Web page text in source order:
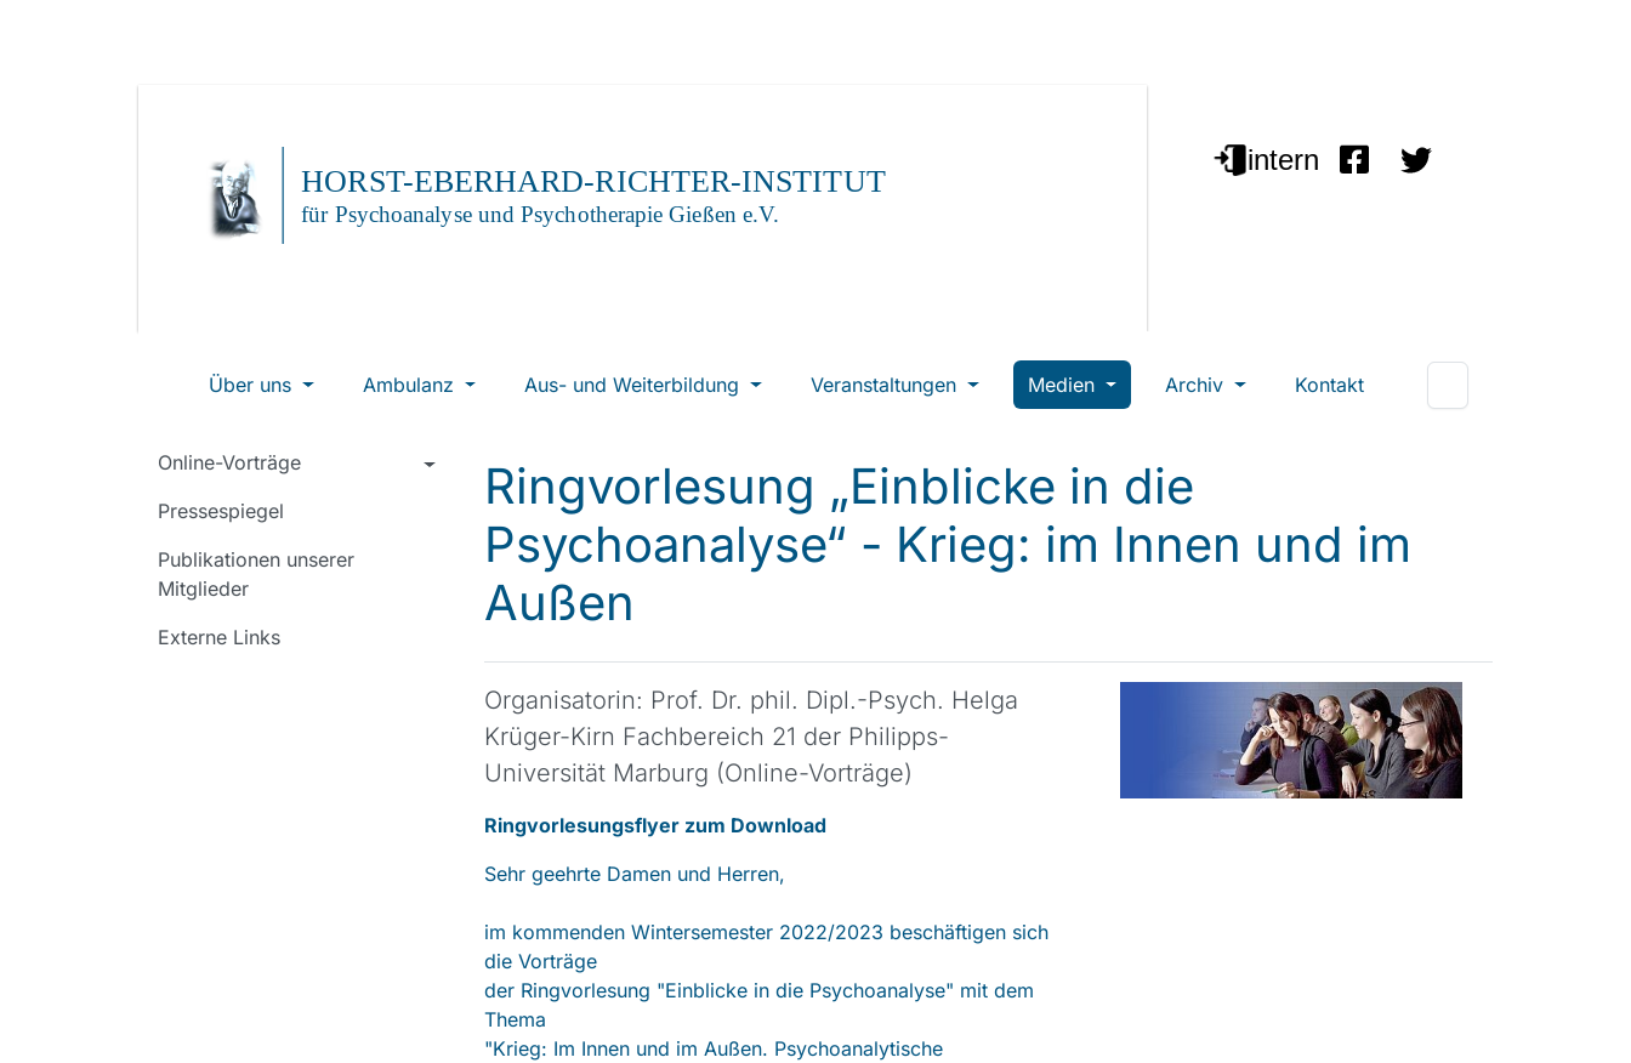
Über uns Ambulanz Aus- und Weiterbildung Veranstaltungen Medien Archiv Kontakt
Online-Vorträge
Pressespiegel
Publikationen unserer
Mitglieder
Externe Links
Ringvorlesung „Einblicke in die
Psychoanalyse“ - Krieg: im Innen und im
Außen
Organisatorin: Prof. Dr. phil. Dipl.-Psych. Helga
Krüger-Kirn Fachbereich 21 der Philipps-
Universität Marburg (Online-Vorträge)
Ringvorlesungsflyer zum Download
Sehr geehrte Damen und Herren,
im kommenden Wintersemester 2022/2023 beschäftigen sich
die Vorträge
der Ringvorlesung "Einblicke in die Psychoanalyse" mit dem
Thema
"Krieg: Im Innen und im Außen. Psychoanalytische